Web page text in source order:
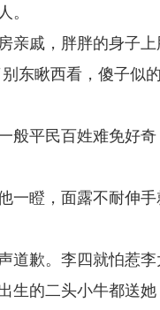
。
亲戚，胖胖的身子
东瞅西看，傻子似
般平民百姓难免好
一瞪，面露不耐伸
道歉。李四就怕惹
生的二头小牛都送